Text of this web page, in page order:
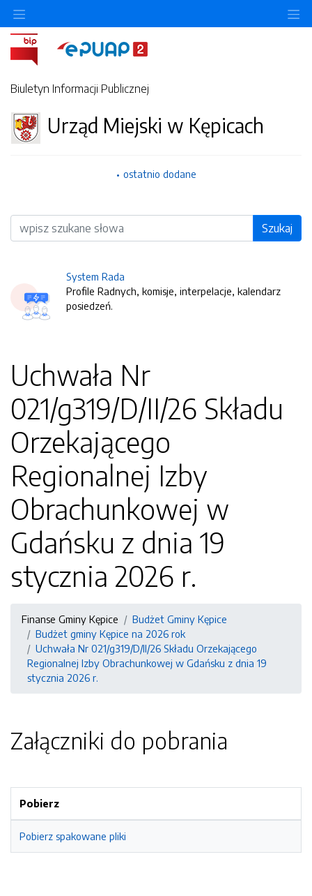
Biuletyn Informacji Publicznej
Urząd Miejski w Kępicach
ostatnio dodane
Wyszukiwarka Szukaj
System Rada
Profile Radnych, komisje, interpelacje, kalendarz
posiedzeń.
Uchwała Nr
021/g319/D/II/26 Składu
Orzekającego
Regionalnej Izby
Obrachunkowej w
Gdańsku z dnia 19
stycznia 2026 r.
Finanse Gminy Kępice
Budżet Gminy Kępice
Budżet gminy Kępice na 2026 rok
Uchwała Nr 021/g319/D/II/26 Składu Orzekającego
Regionalnej Izby Obrachunkowej w Gdańsku z dnia 19
stycznia 2026 r.
Załączniki do pobrania
Pobierz
Pobierz spakowane pliki